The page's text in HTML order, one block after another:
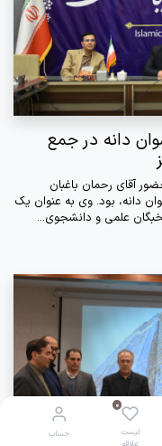
0
لیست
حساب
0
لیست
حساب
دانه در جمع
آقای رحمان باغبان
دانه، بود. وی به عنوان یک
علمی و دانشجوی...